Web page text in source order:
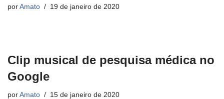
por Amato 19 de janeiro de 2020
Clip musical de pesquisa médica no
Google
por Amato 15 de janeiro de 2020